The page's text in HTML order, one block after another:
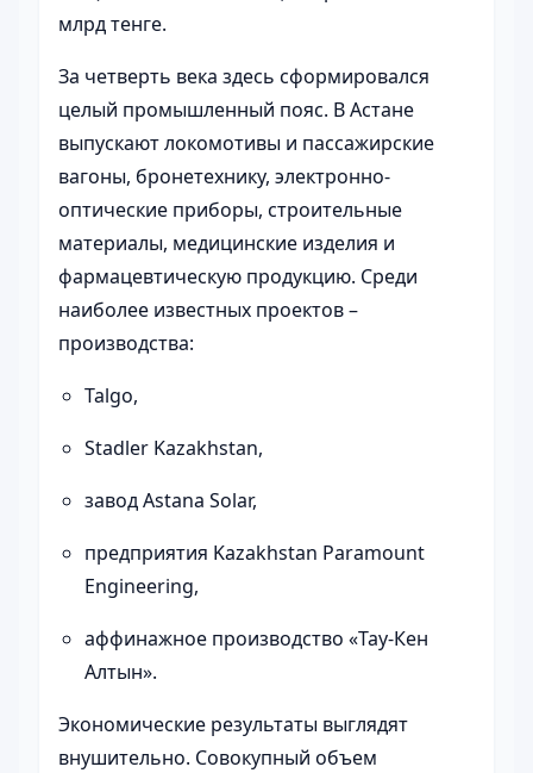
млрд тенге.
За четверть века здесь сформировался
целый промышленный пояс. В Астане
выпускают локомотивы и пассажирские
вагоны, бронетехнику, электронно-
оптические приборы, строительные
материалы, медицинские изделия и
фармацевтическую продукцию. Среди
наиболее известных проектов –
производства:
Talgo,
Stadler Kazakhstan,
завод Astana Solar,
предприятия Kazakhstan Paramount
Engineering,
аффинажное производство «Тау-Кен
Алтын».
Экономические результаты выглядят
внушительно. Совокупный объем